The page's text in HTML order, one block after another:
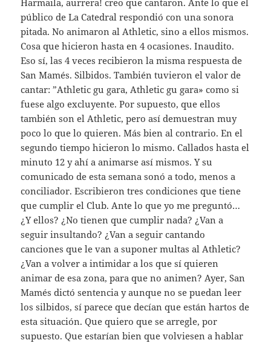
público de La Catedral respondió con una sonora
pitada. No animaron al Athletic, sino a ellos mismos.
Cosa que hicieron hasta en 4 ocasiones. Inaudito.
Eso sí, las 4 veces recibieron la misma respuesta de
San Mamés. Silbidos. También tuvieron el valor de
cantar: ”Athletic gu gara, Athletic gu gara» como si
fuese algo excluyente. Por supuesto, que ellos
también son el Athletic, pero así demuestran muy
poco lo que lo quieren. Más bien al contrario. En el
segundo tiempo hicieron lo mismo. Callados hasta el
minuto 12 y ahí a animarse así mismos. Y su
comunicado de esta semana sonó a todo, menos a
conciliador. Escribieron tres condiciones que tiene
que cumplir el Club. Ante lo que yo me preguntó…
¿Y ellos? ¿No tienen que cumplir nada? ¿Van a
seguir insultando? ¿Van a seguir cantando
canciones que le van a suponer multas al Athletic?
¿Van a volver a intimidar a los que sí quieren
animar de esa zona, para que no animen? Ayer, San
Mamés dictó sentencia y aunque no se puedan leer
los silbidos, sí parece que decían que están hartos de
esta situación. Que quiero que se arregle, por
supuesto. Que estarían bien que volviesen a hablar